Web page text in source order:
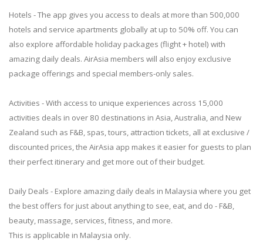
Hotels - The app gives you access to deals at more than 500,000
hotels and service apartments globally at up to 50% off. You can
also explore affordable holiday packages (flight + hotel) with
amazing daily deals. AirAsia members will also enjoy exclusive
package offerings and special members-only sales.
Activities - With access to unique experiences across 15,000
activities deals in over 80 destinations in Asia, Australia, and New
Zealand such as F&B, spas, tours, attraction tickets, all at exclusive /
discounted prices, the AirAsia app makes it easier for guests to plan
their perfect itinerary and get more out of their budget.
Daily Deals - Explore amazing daily deals in Malaysia where you get
the best offers for just about anything to see, eat, and do - F&B,
beauty, massage, services, fitness, and more.
This is applicable in Malaysia only.